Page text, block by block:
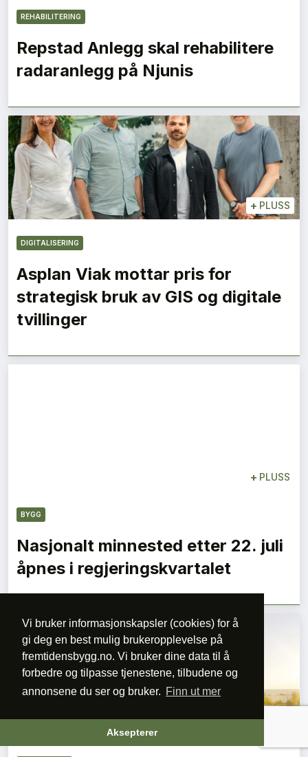
Vi bruker informasjonskapsler (cookies) for å
gi deg en best mulig brukeropplevelse på
fremtidensbygg.no. Vi bruker dine data til å
forbedre og tilpasse tjenestene, tilbudene og
annonsene du ser og bruker. Finn ut mer
Aksepterer
REHABILITERING
Repstad Anlegg skal rehabilitere
radaranlegg på Njunis
+ PLUSS
DIGITALISERING
Asplan Viak mottar pris for
strategisk bruk av GIS og digitale
tvillinger
+ PLUSS
BYGG
Nasjonalt minnested etter 22. juli
åpnes i regjeringskvartalet